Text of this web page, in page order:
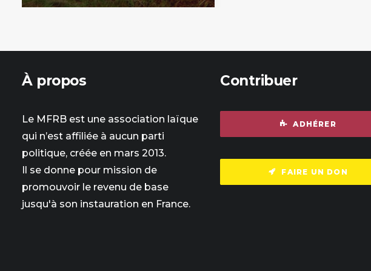
À propos
Le MFRB est une association laïque
qui n’est affiliée à aucun parti
politique, créée en mars 2013.
Il se donne pour mission de
promouvoir le revenu de base
jusqu'à son instauration en France.
Contribuer
ADHÉRER
FAIRE UN DON